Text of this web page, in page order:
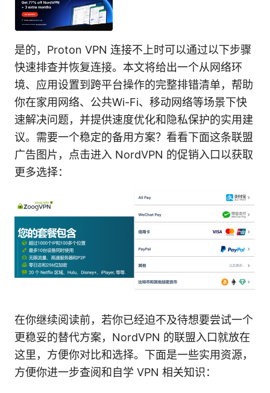
是的，Proton VPN 连接不上时可以通过以下步骤
快速排查并恢复连接。本文将给出一个从网络环
境、应用设置到跨平台操作的完整排错清单，帮助
你在家用网络、公共Wi-Fi、移动网络等场景下快
速解决问题，并提供速度优化和隐私保护的实用建
议。需要一个稳定的备用方案？看看下面这条联盟
广告图片，点击进入 NordVPN 的促销入口以获取
更多选择：
在你继续阅读前，若你已经迫不及待想要尝试一个
更稳妥的替代方案，NordVPN 的联盟入口就放在
这里，方便你对比和选择。下面是一些实用资源，
方便你进一步查阅和自学 VPN 相关知识：